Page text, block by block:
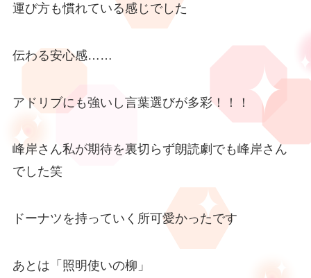
運び方も慣れている感じでした
伝わる安心感……
アドリブにも強いし言葉選びが多彩！！！
峰岸さん私が期待を裏切らず朗読劇でも峰岸さん
でした笑
ドーナツを持っていく所可愛かったです
あとは「照明使いの柳」